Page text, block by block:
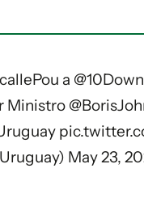
a
Ministro
May 23,